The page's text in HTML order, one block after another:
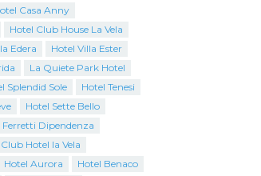
Casa Anny
Hotel Club House La Vela
Edera
Hotel Villa Ester
La Quiete Park Hotel
Splendid Sole
Hotel Tenesi
Hotel Sette Bello
Ferretti Dipendenza
Club Hotel la Vela
Hotel Aurora
Hotel Benaco